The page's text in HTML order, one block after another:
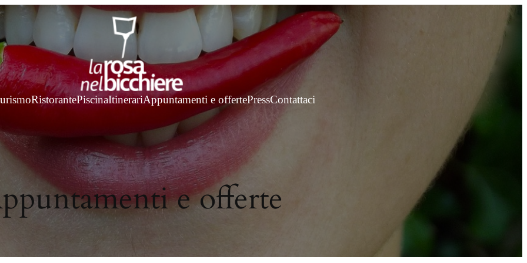
RistorantePiscinaItinerariAppuntamenti e offertePressContattaci
e offerte